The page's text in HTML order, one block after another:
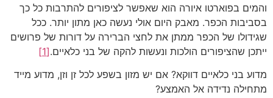
והמים בפוארטו איורה הוא שאפשר לציפורים להתרבות כל כך
בסביבות הכפר. מאבק היום אולי נעשה כאן מתון יותר. ככל
שגידולו של הכפר ממתן את לחצי הברירה על דורות של פרושים
ייתכן שהציפורים הולכות ונעשות להקה של בני כלאיים.[1]
מדוע בני כלאיים דווקא? אם יש מזון בשפע לכל זן וזן, מדוע מייד
מתחילה נדידה אל האמצע?